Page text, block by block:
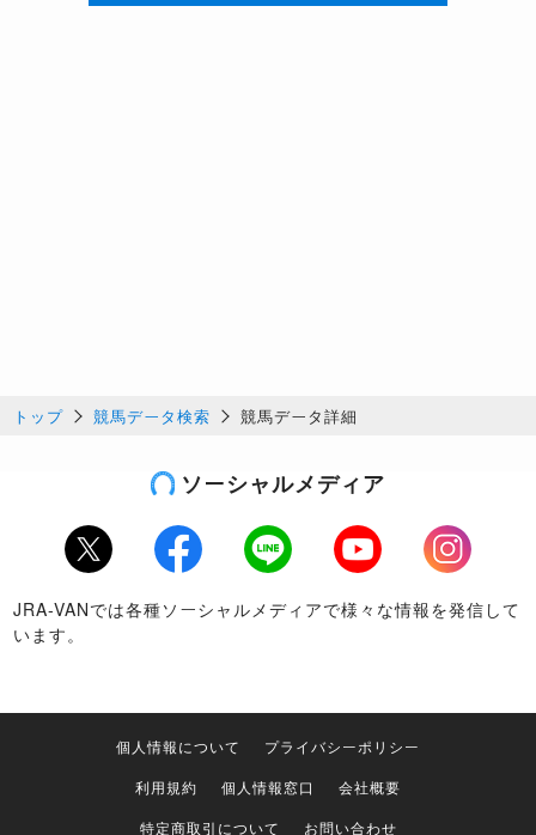
トップ 競馬データ検索 競馬データ詳細
ソーシャルメディア
Twitter Facebook LINE Youtube
Instagram
JRA-VANでは各種ソーシャルメディアで様々な情報を発信して
います。
個人情報について
プライバシーポリシー
利用規約
個人情報窓口
会社概要
特定商取引について
お問い合わせ